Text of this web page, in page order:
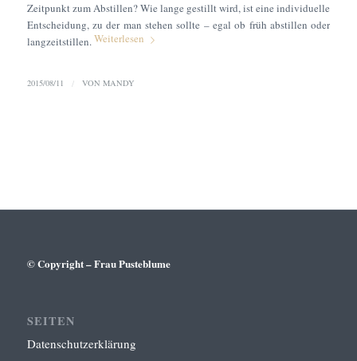
Zeitpunkt zum Abstillen? Wie lange gestillt wird, ist eine individuelle
Entscheidung, zu der man stehen sollte – egal ob früh abstillen oder
langzeitstillen.Weiterlesen
2015/08/11 / VON MANDY
© Copyright – Frau Pusteblume
SEITEN
Datenschutzerklärung